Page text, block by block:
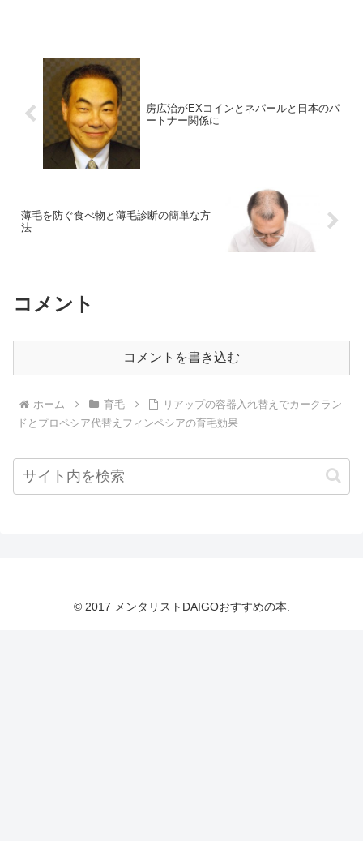
房広治がEXコインとネパールと日本のパ
ートナー関係に
薄毛を防ぐ食べ物と薄毛診断の簡単な方
法
コメント
コメントを書き込む
ホーム 育毛
リアップの容器入れ替えでカークラン
ドとプロペシア代替えフィンペシアの育毛効果
© 2017 メンタリストDAIGOおすすめの本.